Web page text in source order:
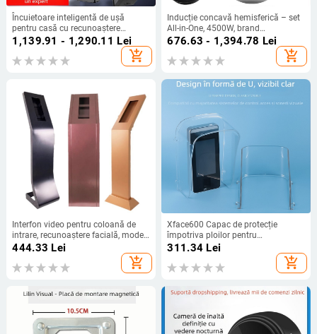
Încuietoare inteligentă de ușă
pentru casă cu recunoaștere
facială, amprentă și intercom video
la distanță — model S48, 100 de
amprente stocate, peste 3000 de
1,139.91 - 1,290.11 Lei
add_shopping_cart
Inducție concavă hemisferică – set
All-in-One, 4500W, brand
Peskoe/hemisphere, origine: Altele,
zonă principală de vânzări: Altele
676.63 - 1,394.78 Lei
add_shopping_cart
Interfon video pentru coloană de
intrare, recunoaștere facială, model
Yjm, fără alimentare, instalare
444.33 Lei
add_shopping_cart
Xface600 Capac de protecție
împotriva ploilor pentru
recunoaștere facială, pentru
sistemul de control al accesului în
exterior (U200) – capacitate 1000,
digitală
311.34 Lei
add_shopping_cart